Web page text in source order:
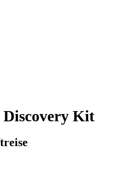
Discovery Kit